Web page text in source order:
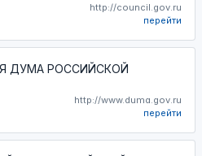
http://council.gov.ru
перейти
ДУМА РОССИЙСКОЙ
http://www.duma.gov.ru
перейти